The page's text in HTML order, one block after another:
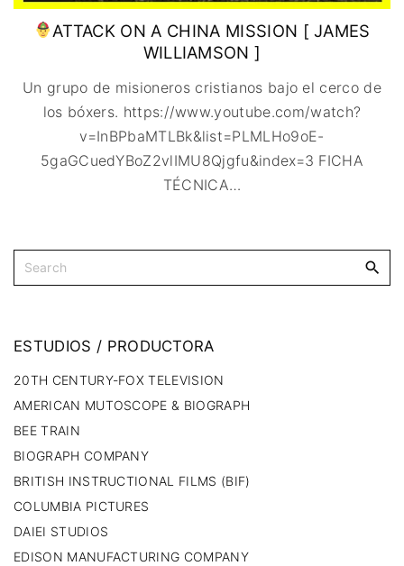
ATTACK ON A CHINA MISSION [ JAMES
WILLIAMSON ]
Un grupo de misioneros cristianos bajo el cerco de
los bóxers. https://www.youtube.com/watch?
v=InBPbaMTLBk&list=PLMLHo9oE-
5gaGCuedYBoZ2vlIMU8Qjgfu&index=3 FICHA
TÉCNICA…
ESTUDIOS / PRODUCTORA
20TH CENTURY-FOX TELEVISION
AMERICAN MUTOSCOPE & BIOGRAPH
BEE TRAIN
BIOGRAPH COMPANY
BRITISH INSTRUCTIONAL FILMS (BIF)
COLUMBIA PICTURES
DAIEI STUDIOS
EDISON MANUFACTURING COMPANY